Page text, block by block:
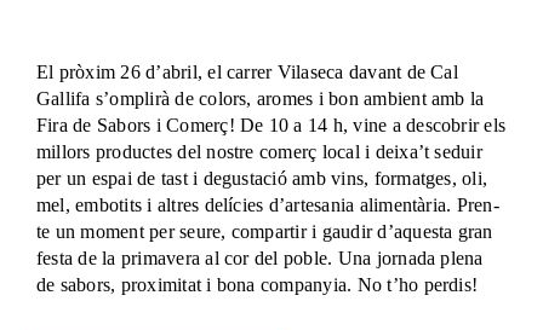
El pròxim 26 d’abril, el carrer Vilaseca davant de Cal
Gallifa s’omplirà de colors, aromes i bon ambient amb la
Fira de Sabors i Comerç! De 10 a 14 h, vine a descobrir els
millors productes del nostre comerç local i deixa’t seduir
per un espai de tast i degustació amb vins, formatges, oli,
mel, embotits i altres delícies d’artesania alimentària. Pren-
te un moment per seure, compartir i gaudir d’aquesta gran
festa de la primavera al cor del poble. Una jornada plena
de sabors, proximitat i bona companyia. No t’ho perdis!